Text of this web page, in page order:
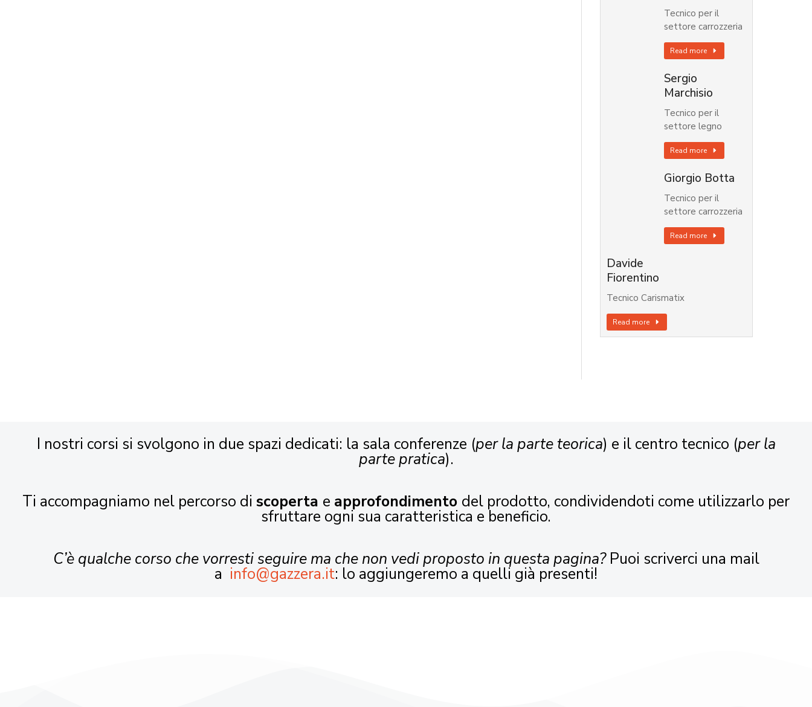
Tecnico per il
settore carrozzeria
Read more
Sergio
Marchisio
Tecnico per il
settore legno
Read more
Giorgio Botta
Tecnico per il
settore carrozzeria
Read more
Davide
Fiorentino
Tecnico Carismatix
Read more
I nostri corsi si svolgono in due spazi dedicati: la sala conferenze (per la parte teorica) e il centro tecnico (per la
parte pratica).
Ti accompagniamo nel percorso di scoperta e approfondimento del prodotto, condividendoti come utilizzarlo per
sfruttare ogni sua caratteristica e beneficio.
C’è qualche corso che vorresti seguire ma che non vedi proposto in questa pagina?Puoi scriverci una mail
a info@gazzera.it: lo aggiungeremo a quelli già presenti!